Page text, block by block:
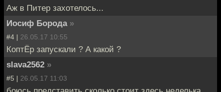
Аж в Питер захотелось...
Иосиф Борода »
#4 | 26.05.17 10:55
КоптЁр запускали ? А какой ?
slava2562 »
#5 | 26.05.17 11:03